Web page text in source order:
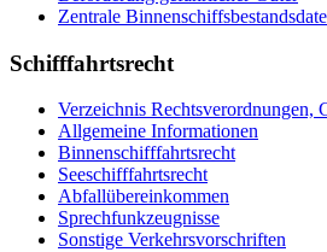
Zen­tra­le
Schifffahrtsrecht
Ver­zeich­nis Rechts­ver­ord­nun­gen,
All­ge­mei­ne In­for­ma­tio­nen
Bin­nen­schiff­fahrts­recht
See­schiff­fahrts­recht
Ab­fall­über­ein­kom­men
Sprech­funk­zeug­nis­se
Sons­ti­ge Ver­kehrs­vor­schrif­ten